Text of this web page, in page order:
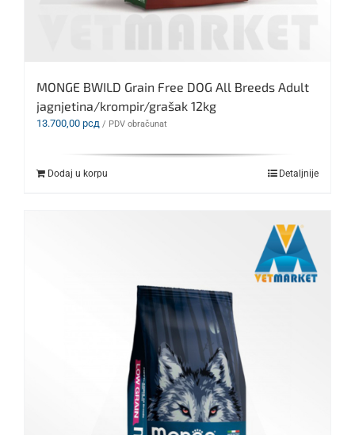
MONGE BWILD Grain Free DOG All Breeds Adult
jagnjetina/krompir/grašak 12kg
13.700,00 рсд / PDV obračunat
Dodaj u korpu Detaljnije